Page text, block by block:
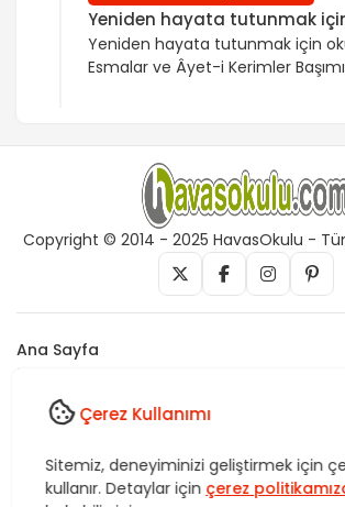
Yeniden hayata tutunmak
Yeniden hayata tutunmak için
Esmalar ve Âyet-i Kerimler
başlarız.Aslında başımıza gelen
birer imtihan ve ders olmalı.
sıkıntı neyse bu neden benim
olabilir? Nerede yanlış yaptım diye
düşünmeliyiz ve mutlaka
Rabbim […]
Copyright © 2014 - 2025 HavasOkulu - Tüm
Ana Sayfa
Künye
Rüya yorumları, istihare uygulamaları,
Sitemiz bünyesindeki içerikleri izinsiz
Çerez Kullanımı
Sitemiz, deneyiminizi geliştirmek için
kullanır. Detaylar için çerez